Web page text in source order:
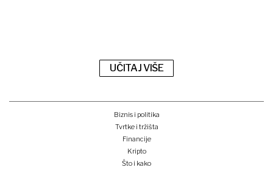
UČITAJ VIŠE
Biznis i politika
Tvrtke i tržišta
Financije
Kripto
Što i kako